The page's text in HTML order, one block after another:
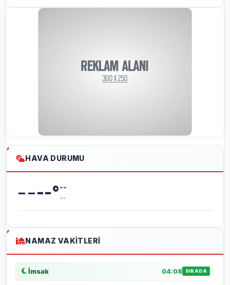
HAVA DURUMU
----°--
--
NAMAZ VAKITLERI
İmsak 04:08 SIRADA